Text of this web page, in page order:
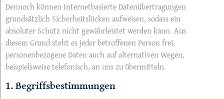
Dennoch können Internetbasierte Datenübertragungen
grundsätzlich Sicherheitslücken aufweisen, sodass ein
absoluter Schutz nicht gewährleistet werden kann. Aus
diesem Grund steht es jeder betroffenen Person frei,
personenbezogene Daten auch auf alternativen Wegen,
beispielsweise telefonisch, an uns zu übermitteln.
1. Begriffsbestimmungen